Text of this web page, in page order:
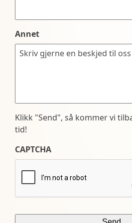
Annet
Klikk "Send", så kommer vi
tid!
CAPTCHA